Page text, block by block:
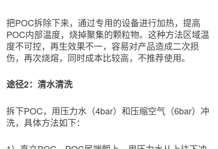
把POC拆除下来，通过专用的设备进行加热，提高
POC内部温度，烧掉聚集的颗粒物。这种方法区域温
度不可控，再生效果不一，容易对产品造成二次损
伤，再次烧熔，同时成本比较高，不推荐使用。
途径2：清水清洗
拆下POC，用压力水（4bar）和压缩空气（6bar）冲
洗，具体方法如下：